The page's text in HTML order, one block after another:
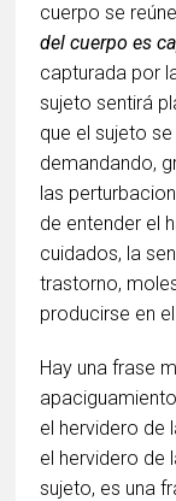
cuerpo se
del cuerpo es
capturada por
sujeto sentirá
que el sujeto
demandando,
las
de entender el
cuidados, la
trastorno,
producirse en
Hay una frase
el hervidero de
el hervidero de
sujeto, es una